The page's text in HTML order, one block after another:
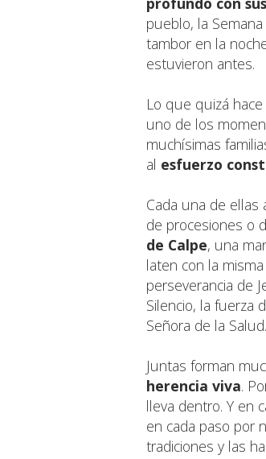
pueblo, la
tambor en la
estuvieron antes.
Lo que quizá
uno de los
muchísimas
al esfuerzo
Cada una de
de procesiones o
de Calpe, una
laten con la
perseverancia de
Silencio, la fuerza
Señora de la Salud.
Juntas forman
herencia viva.
lleva dentro. Y en
en cada paso por
tradiciones y las